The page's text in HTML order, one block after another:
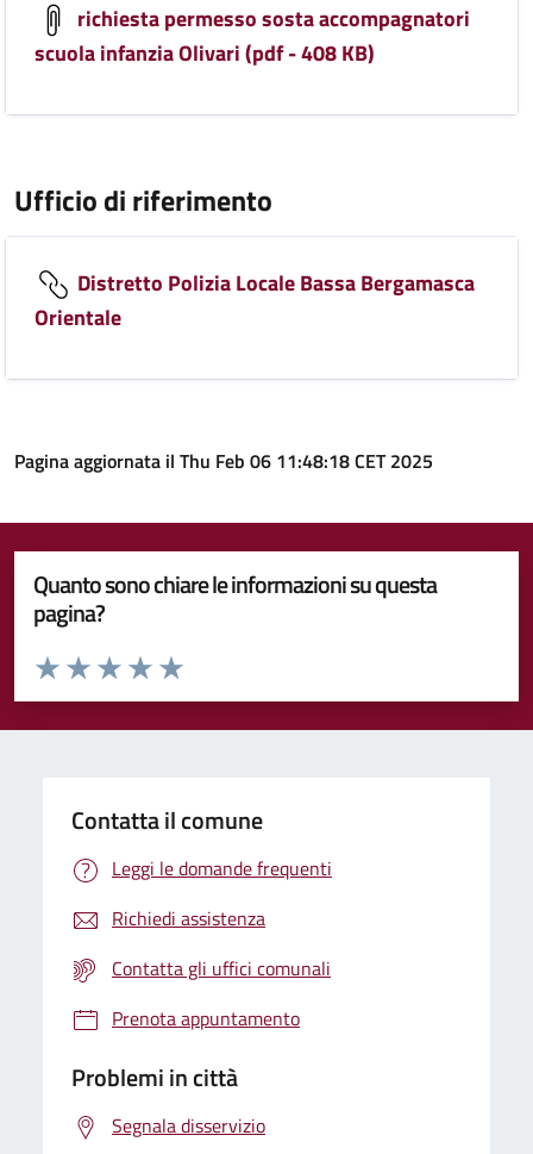
richiesta permesso sosta accompagnatori
scuola infanzia Olivari (pdf - 408 KB)
Ufficio di riferimento
Distretto Polizia Locale Bassa Bergamasca
Orientale
Pagina aggiornata il Thu Feb 06 11:48:18 CET 2025
Quanto sono chiare le informazioni su questa
pagina?
Valuta da 1 a 5 stelle la pagina
Valuta 5 stelle su 5
Valuta 4 stelle su 5
Valuta 3 stelle su 5
Valuta 2 stelle su 5
Valuta 1 stelle su 5
Contatta il comune
Leggi le domande frequenti
Richiedi assistenza
Contatta gli uffici comunali
Prenota appuntamento
Problemi in città
Segnala disservizio